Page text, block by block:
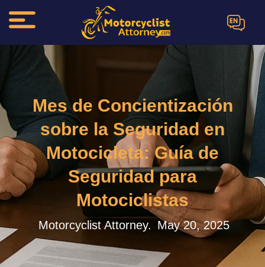
EN
Mes de Concientización
sobre la Seguridad en
Motocicleta: Guía de
Seguridad para
Motociclistas
Motorcyclist Attorney. May 20, 2025